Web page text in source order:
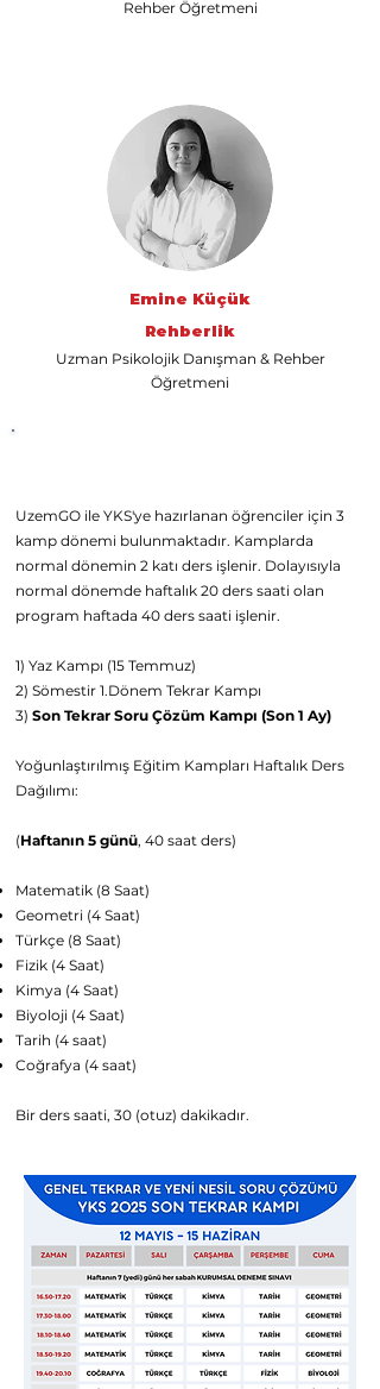
Rehber Öğretmeni
Emine Küçük
Rehberlik
Uzman Psikolojik Danışman & Rehber
Öğretmeni
UzemGO ile YKS'ye hazırlanan öğrenciler için 3
kamp dönemi bulunmaktadır. Kamplarda
normal dönemin 2 katı ders işlenir. Dolayısıyla
normal dönemde haftalık 20 ders saati olan
program haftada 40 ders saati işlenir.
1) Yaz Kampı (15 Temmuz)
2) Sömestir 1.Dönem Tekrar Kampı
3) Son Tekrar Soru Çözüm Kampı (Son 1 Ay)
Yoğunlaştırılmış Eğitim Kampları Haftalık Ders
Dağılımı:
(Haftanın 5 günü, 40 saat ders)
Matematik (8 Saat)
Geometri (4 Saat)
Türkçe (8 Saat)
Fizik (4 Saat)
Kimya (4 Saat)
Biyoloji (4 Saat)
Tarih (4 saat)
Coğrafya (4 saat)
Bir ders saati, 30 (otuz) dakikadır.